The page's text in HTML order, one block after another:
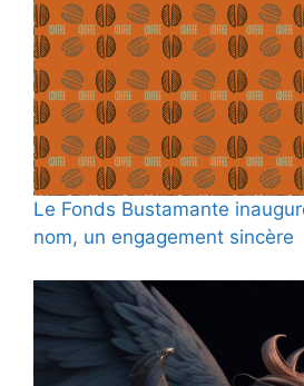
Le Fonds Bustamante
nom, un engagement sincère